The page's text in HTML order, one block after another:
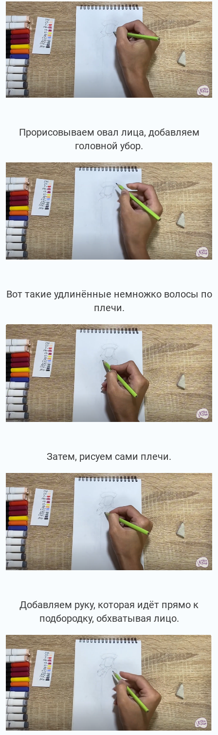
Прорисовываем овал лица, добавляем
головной убор.
Вот такие удлинённые немножко волосы по
плечи.
Затем, рисуем сами плечи.
Добавляем руку, которая идёт прямо к
подбородку, обхватывая лицо.